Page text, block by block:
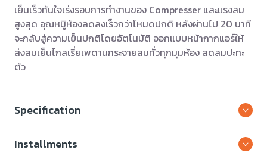
เย็นเร็วทันใจเร่งรอบการทำงานของ Compresser และแรงลม
สูงสุด อุณหมูิห้องลดลงเร็วกว่าโหมดปกติ หลังผ่านไป 20 นาที
จะกลับสู่ความเย็นปกติโดยอัตโนมัติ ออกแบบหน้ากากแอร์ให้
ส่งลมเย็นไกลเรี่ยเพดานกระจายลมทั่วทุกมุมห้อง ลดลมปะทะ
ตัว
Specification
Installments